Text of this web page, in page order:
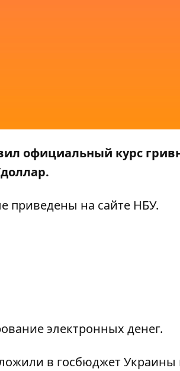
официальный курс
доллар.
приведены на сайте НБУ.
электронных денег.
в госбюджет Украины